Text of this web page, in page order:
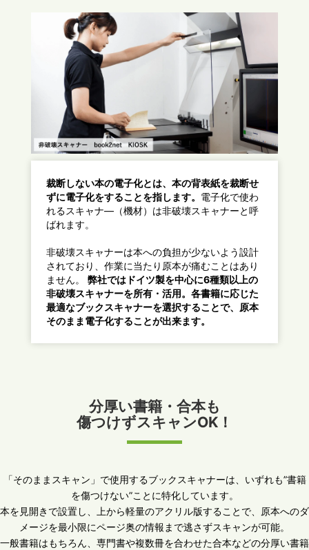
裁断しない本の電子化とは、本の背表紙を裁断せ
ずに電子化をすることを指します。 電子化で使わ
れるスキャナ―（機材）は非破壊スキャナーと呼
ばれます。
非破壊スキャナーは本への負担が少ないよう設計
されており、作業に当たり原本が痛むことはあり
ません。弊社ではドイツ製を中心に6種類以上の
非破壊スキャナーを所有・活用。各書籍に応じた
最適なブックスキャナーを選択することで、原本
そのまま電子化することが出来ます。
分厚い書籍・合本も
傷つけずスキャンOK！
「そのままスキャン」で使用するブックスキャナーは、いずれも”書籍
を傷つけない”ことに特化しています。
本を見開きで設置し、上から軽量のアクリル版することで、原本へのダ
メージを最小限にページ奥の情報まで逃さずスキャンが可能。
一般書籍はもちろん、専門書や複数冊を合わせた合本などの分厚い書籍